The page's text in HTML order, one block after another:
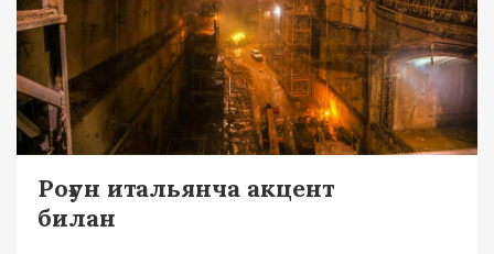
Роғун итальянча акцент
билан